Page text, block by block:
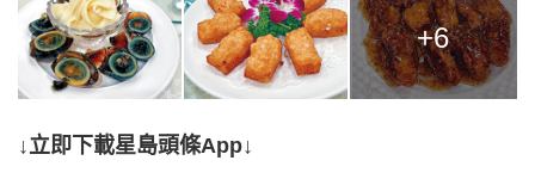
+6
↓立即下載星島頭條App↓